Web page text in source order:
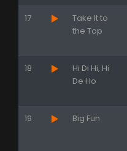
17
Take It to
the Top
18
Hi Di Hi, Hi
De Ho
19 Big Fun